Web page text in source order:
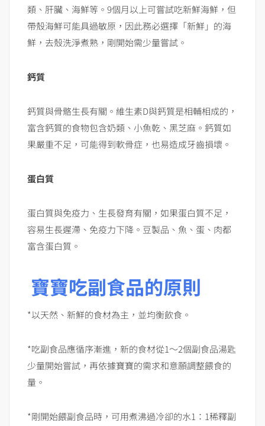
類、肝臟、海鮮等。9個月以上可嘗試吃新鮮海鮮，但
帶殼海鮮可能具過敏原，因此務必選擇「新鮮」的海
鮮，去殼洗淨煮熟，剛開始需少量嘗試。
鈣質
鈣質與骨骼生長有關。維生素D與鈣質是相輔相成的，
富含鈣質的食物包含奶類、小魚乾、黑芝麻。鈣質如
果嚴重不足，可能得到軟骨症，也易造成牙齒損壞。
蛋白質
蛋白質與免疫力、生長發育有關，如果蛋白質不足，
容易生長遲滯、免疫力下降。豆製品、魚、蛋、肉都
富含蛋白質。
寶寶吃副食品的原則
*以天然、新鮮的食材為主，並均衡飲食。
*吃副食品應循序漸進，新的食材從1～2個副食品湯匙
少量開始嘗試，再依據寶寶的需求和意願調整餵食的
量。
*剛開始餵副食品時，可用煮沸過冷卻的水1：1稀釋副